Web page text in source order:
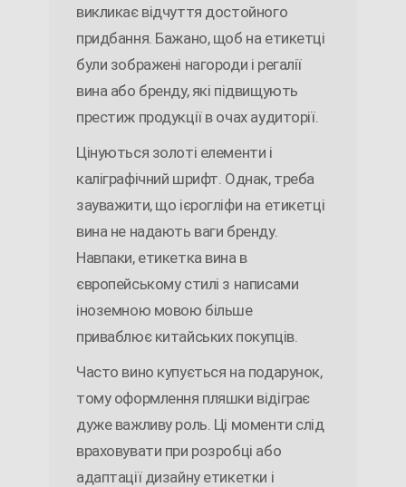
викликає відчуття достойного
придбання. Бажано, щоб на етикетці
були зображені нагороди і регалії
вина або бренду, які підвищують
престиж продукції в очах аудиторії.
Цінуються золоті елементи і
каліграфічний шрифт. Однак, треба
зауважити, що ієрогліфи на етикетці
вина не надають ваги бренду.
Навпаки, етикетка вина в
європейському стилі з написами
іноземною мовою більше
приваблює китайських покупців.
Часто вино купується на подарунок,
тому оформлення пляшки відіграє
дуже важливу роль. Ці моменти слід
враховувати при розробці або
адаптації дизайну етикетки і